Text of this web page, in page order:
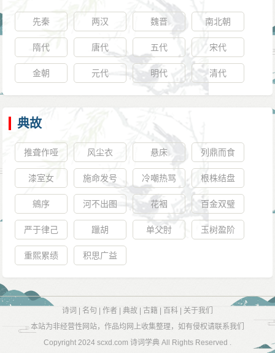
先秦 两汉 魏晋 南北朝
隋代 唐代 五代 宋代
金朝 元代 明代 清代
典故
推聋作哑 风尘衣 悬床 列鼎而食
漆室女 施命发号 冷嘲热骂 根株结盘
鵷序 河不出图 花裀 百金双璧
严于律己 躐胡 单父肘 玉树盈阶
重熙累绩 积思广益
诗词 名句 作者 典故 古籍 百科
关于我们
本站为非经营性网站，作品均网上收集整理，如有侵权请联系我们
Copyright 2024 scxd.com 诗词学典 All Rights Reserved .